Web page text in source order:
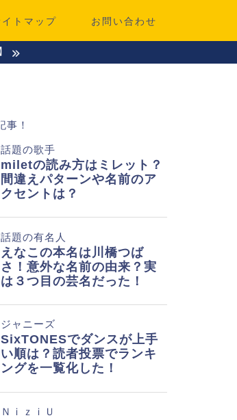
トマップ お問い合わせ
事！